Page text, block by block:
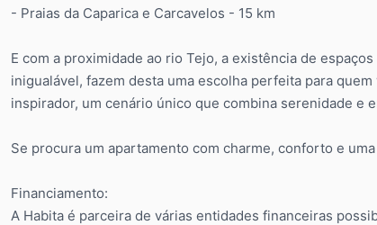
- Praias da Caparica e Carcavelos - 15 km
E com a proximidade ao rio Tejo, a existência de
inigualável, fazem desta uma escolha perfeita para
inspirador, um cenário único que combina serenidade e
Se procura um apartamento com charme, conforto e
Financiamento:
A Habita é parceira de várias entidades financeiras